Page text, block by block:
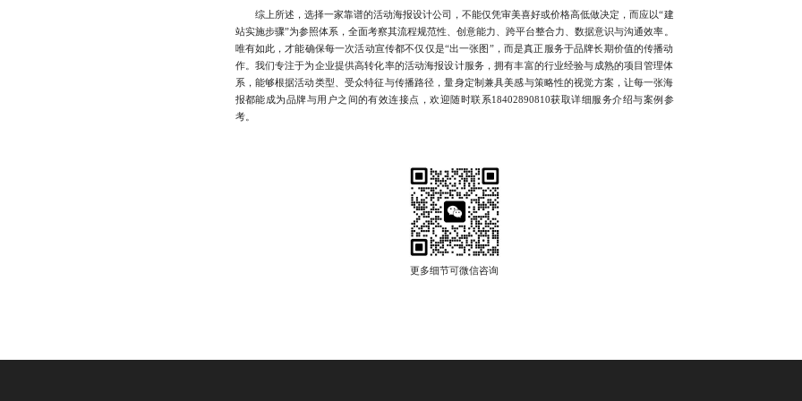
综上所述，选择一家靠谱的活动海报设计公司，不能仅凭审美喜好或价格高低做决定，而应以“建
站实施步骤”为参照体系，全面考察其流程规范性、创意能力、跨平台整合力、数据意识与沟通效率。
唯有如此，才能确保每一次活动宣传都不仅仅是“出一张图”，而是真正服务于品牌长期价值的传播动
作。我们专注于为企业提供高转化率的活动海报设计服务，拥有丰富的行业经验与成熟的项目管理体
系，能够根据活动类型、受众特征与传播路径，量身定制兼具美感与策略性的视觉方案，让每一张海
报都能成为品牌与用户之间的有效连接点，欢迎随时联系18402890810获取详细服务介绍与案例参
考。